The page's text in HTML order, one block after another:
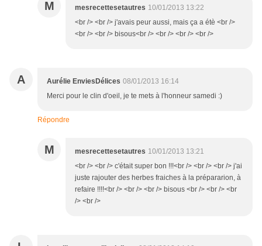
M mesrecettesetautres 10/01/2013 13:22
<br /> <br /> j'avais peur aussi, mais ça a étè <br />
<br /> <br /> bisous<br /> <br /> <br /> <br />
A Aurélie EnviesDélices 08/01/2013 16:14
Merci pour le clin d'oeil, je te mets à l'honneur samedi :)
Répondre
M mesrecettesetautres 10/01/2013 13:21
<br /> <br /> c'était super bon !!!<br /> <br /> <br /> j'ai
juste rajouter des herbes fraiches à la prépararion, à
refaire !!!!<br /> <br /> <br /> bisous <br /> <br /> <br
/> <br />